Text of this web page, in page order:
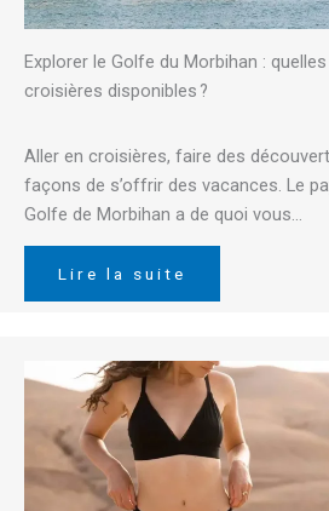
Explorer le Golfe du Morbihan :
croisières disponibles ?
Aller en croisières, faire des
façons de s’offrir des vacances. Le
Golfe de Morbihan a de quoi vous…
Lire la suite